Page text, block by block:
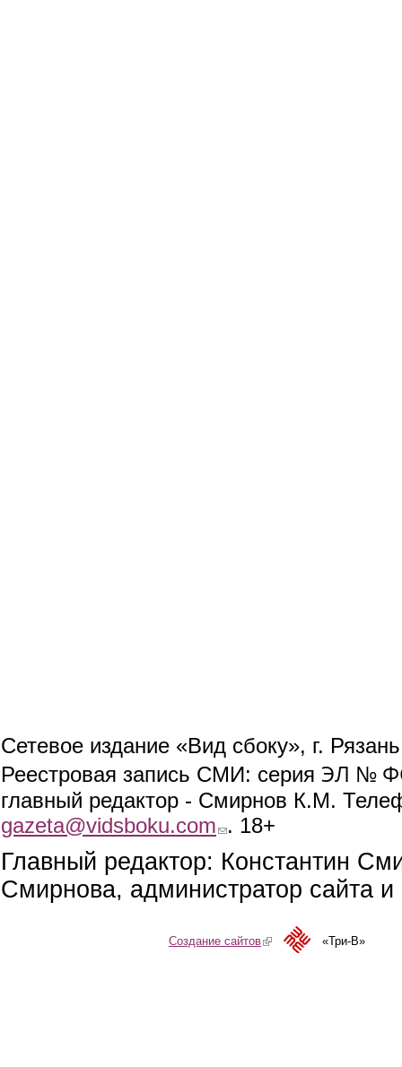
Сетевое издание «Вид сбоку», г.
Реестровая запись СМИ: серия ЭЛ №
главный редактор - Смирнов К.М.
gazeta@vidsboku.com (link sends e-mail)
. 18+
Главный редактор: Константин
Смирнова, администратор сайта
Создание сайтов(link is external)«Три-В»